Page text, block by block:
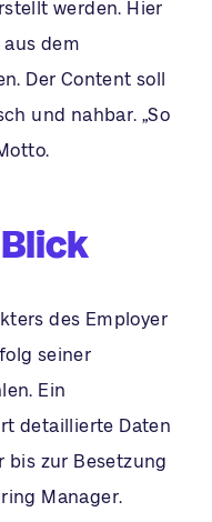
werden. Hier
dem
Der Content soll
und nahbar. „So
des Employer
seiner
Ein
detaillierte Daten
bis zur Besetzung
Manager.